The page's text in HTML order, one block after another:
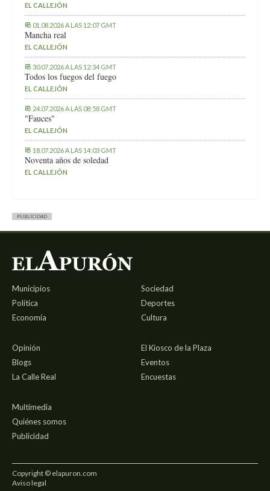
EL CALLEJÓN
01.08.2026 A LAS 12:07 GMT
Mancha real
EL CALLEJÓN
30.07.2026 A LAS 12:34 GMT
Todos los fuegos del fuego
EL CALLEJÓN
24.07.2026 A LAS 08:58 GMT
"Fauces"
EL CALLEJÓN
18.07.2026 A LAS 14:03 GMT
Noventa años de soledad
EL CALLEJÓN
PUBLICIDAD
Municipios
Política
Economía
Sociedad
Deportes
Cultura
Opinión
Blogs
La Calle Real
El Kiosco de la Plaza
Eventos
Encuestas
Multimedia
Quiénes somos
Publicidad
Copyright © elapuron.com
Aviso legal